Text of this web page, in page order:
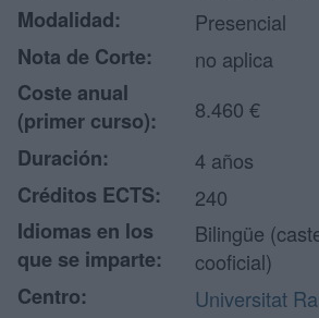
Modalidad:
Presencial
Nota de Corte:
no aplica
Coste anual
(primer curso):
8.460 €
Duración:
4 años
Créditos ECTS:
240
Idiomas en los
que se imparte:
Bilingüe
cooficial)
Centro:
Universitat